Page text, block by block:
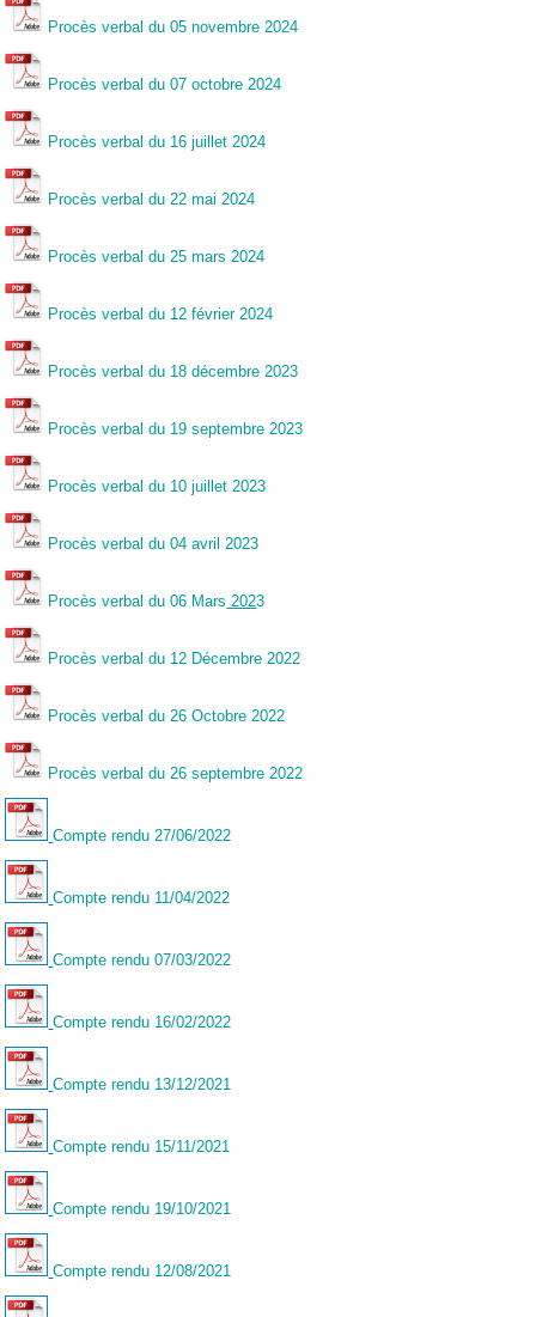
Procès verbal du 05 novembre 2024
Procès verbal du 07 octobre 2024
Procès verbal du 16 juillet 2024
Procès verbal du 22 mai 2024
Procès verbal du 25 mars 2024
Procès verbal du 12 février 2024
Procès verbal du 18 décembre 2023
Procès verbal du 19 septembre 2023
Procès verbal du 10 juillet 2023
Procès verbal du 04 avril 2023
Procès verbal du 06 Mars 2023
Procès verbal du 12 Décembre 2022
Procès verbal du 26 Octobre 2022
Procès verbal du 26 septembre 2022
Compte rendu 27/06/2022
Compte rendu 11/04/2022
Compte rendu 07/03/2022
Compte rendu 16/02/2022
Compte rendu 13/12/2021
Compte rendu 15/11/2021
Compte rendu 19/10/2021
Compte rendu 12/08/2021